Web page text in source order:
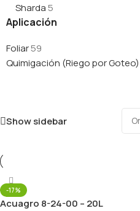
Sharda5
Aplicación
Foliar59
Quimigación (Riego por Goteo)
Show sidebar
-17%
Acuagro 8-24-00 – 20L